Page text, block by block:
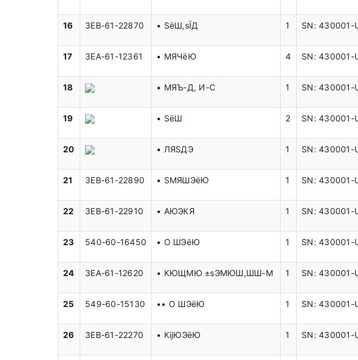
16 3EB-61-22870 • ЅёШ­,ѕЇД 1 SN: 430001-
17 3EA-61-12361 • МЯЧёЮ 4 SN: 430001-
18 • МЯЪ-Д, И-С 1 SN: 430001-
19 • ЅёШ­ 2 SN: 430001-
20 • ЛЯЅДЭ 1 SN: 430001-
21 3EB-61-22890 • ЅМЯШЭёЮ 1 SN: 430001-
22 3EB-61-22910 • АЮЭКЯ 1 SN: 430001-
23 540-60-16450 • O ШЭёЮ 1 SN: 430001-
24 3EA-61-12620 • КЮЩМЮ ±ѕЭМЮШ,ШШ-М 1 SN: 430001-
25 549-60-15130 •• O ШЭёЮ 1 SN: 430001-
26 3EB-61-22270 • КіјЮЭёЮ 1 SN: 430001-